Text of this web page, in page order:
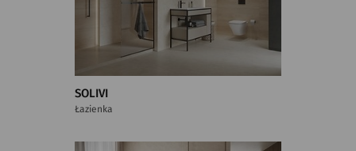
SOLIVI
Łazienka